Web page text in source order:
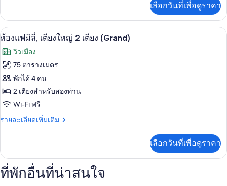
เตียง
คิง
ไซส์
1
เตียง
(Premier)
เกี่ยว
กับ
ห้อง
มิ
ลี่,
เตียง
คิง
ไซส์
เตียง
(Premier)
เลือกวันที่เพื่อดูราคา
เปิด
ภาพถ่าย
ทั้งหมด
ของ
ห้อง
แฟ
มิ
เตียง
ใหญ่
2
3
ห้องแฟมิลี่, เตียงใหญ่ 2 เตียง (Grand)
วิวเมือง
75 ตารางเมตร
พักได้ 4 คน
2 เตียงสำหรับสองท่าน
Wi-Fi ฟรี
รายละเอียดเพิ่มเติม
ราย
เกี่ยว
กับ
ห้อง
เลือกวันที่เพื่อดูราคา
ที่พักอื่นที่น่าสนใจ